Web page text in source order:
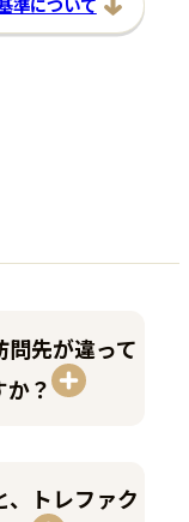
先が違って
か？
、トレファク